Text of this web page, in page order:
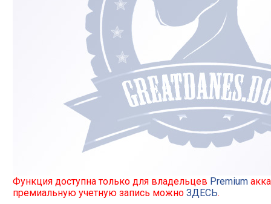
Функция доступна только для владельцев Premium
премиальную учетную запись можно ЗДЕСЬ.